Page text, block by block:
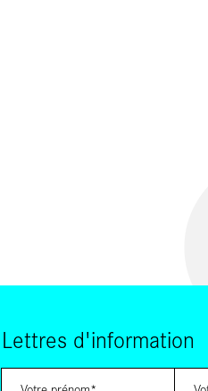
Lettres d'information